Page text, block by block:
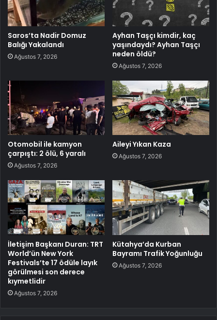
Saros’ta Nadir Domuz
Balığı Yakalandı
Ağustos 7, 2026
Ayhan Taşçı kimdir, kaç
yaşındaydı? Ayhan Taşçı
neden öldü?
Ağustos 7, 2026
Otomobil ile kamyon
çarpıştı: 2 ölü, 6 yaralı
Ağustos 7, 2026
Aileyi Yıkan Kaza
Ağustos 7, 2026
İletişim Başkanı Duran: TRT
World’ün New York
Festivals’te 17 ödüle layık
görülmesi son derece
kıymetlidir
Ağustos 7, 2026
Kütahya’da Kurban
Bayramı Trafik Yoğunluğu
Ağustos 7, 2026